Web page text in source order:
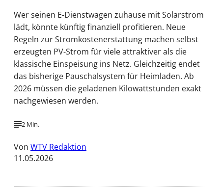
Wer seinen E-Dienstwagen zuhause mit Solarstrom
lädt, könnte künftig finanziell profitieren. Neue
Regeln zur Stromkostenerstattung machen selbst
erzeugten PV-Strom für viele attraktiver als die
klassische Einspeisung ins Netz. Gleichzeitig endet
das bisherige Pauschalsystem für Heimladen. Ab
2026 müssen die geladenen Kilowattstunden exakt
nachgewiesen werden.
2 Min.
Von WTV Redaktion
11.05.2026